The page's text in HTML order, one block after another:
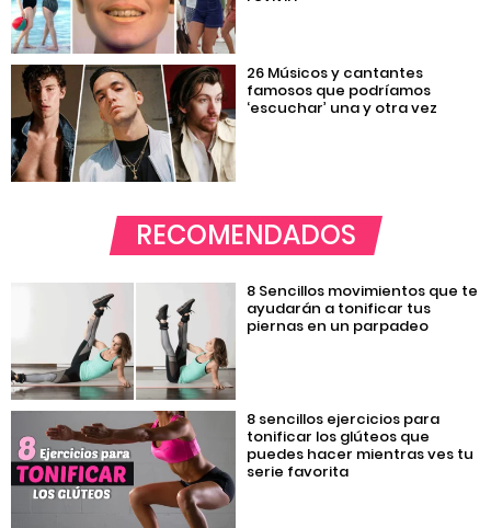
26 Músicos y cantantes
famosos que podríamos
‘escuchar’ una y otra vez
RECOMENDADOS
8 Sencillos movimientos que te
ayudarán a tonificar tus
piernas en un parpadeo
8 sencillos ejercicios para
tonificar los glúteos que
puedes hacer mientras ves tu
serie favorita